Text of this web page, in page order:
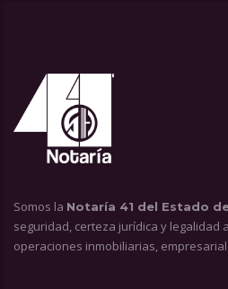
Somos la Notaría 41 del Estado
seguridad, certeza jurídica y legalidad
operaciones inmobiliarias,